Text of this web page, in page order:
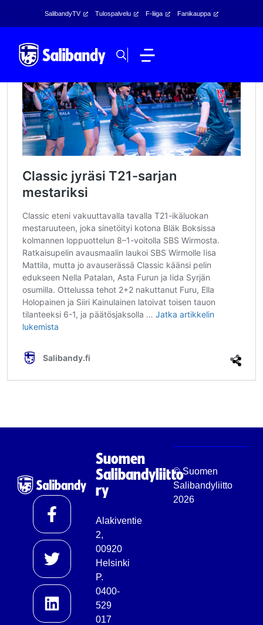
SalibandyTV Tulospalvelu F-liiga Fanikauppa
Classic jyräsi T21-sarjan
mestariksi
Classic eteni vakuuttavalla tavalla T21-ikäluokan
mestaruuteen, joka sinetöityi kotona Bläk Boksissa
kolmannen loppuottelun 8–1-voitolla SBS Wirmosta.
Ratkaisupelin avausmaalin laukoi SBS Wirmolle Iisa
Mattila, mutta jo avauserässä Classic käänsi pelin
edukseen Nella Patalan, Asta Furun ja Iida Syrjän
osumilla. Ottelussa tehot 2+2 nakuttanut Furu, Ella
Holopainen ja Siiri Kainulainen latoivat toisen tauon
tilanteeksi 6-1, ja päätösjaksolla … Jatka artikkelin
lukemista
Salibandy.fi
Suomen
Salibandyliitto
ry
Alakiventie
2,
00920
Helsinki
P.
0400-
529
017
© Suomen
Salibandyliitto
2026